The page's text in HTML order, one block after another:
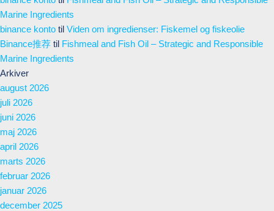
Marine Ingredients
binance konto til Viden om ingredienser: Fiskemel og fiskeolie
Binance推荐 til Fishmeal and Fish Oil – Strategic and Responsible
Marine Ingredients
Arkiver
august 2026
juli 2026
juni 2026
maj 2026
april 2026
marts 2026
februar 2026
januar 2026
december 2025